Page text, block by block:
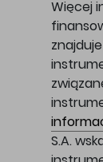
Więcej
S.A.